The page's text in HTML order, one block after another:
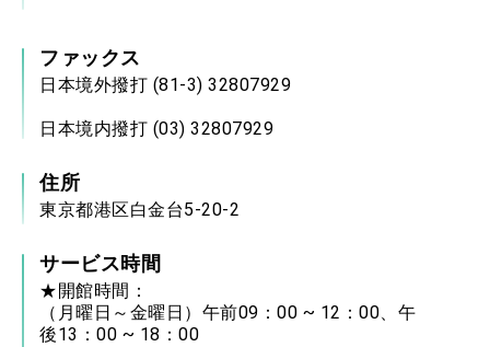
ファックス
日本境外撥打 (81-3) 32807929
日本境内撥打 (03) 32807929
住所
東京都港区白金台5-20-2
サービス時間
★開館時間：
（月曜日～金曜日）午前09：00 ~ 12：00、午
後13：00 ~ 18：00